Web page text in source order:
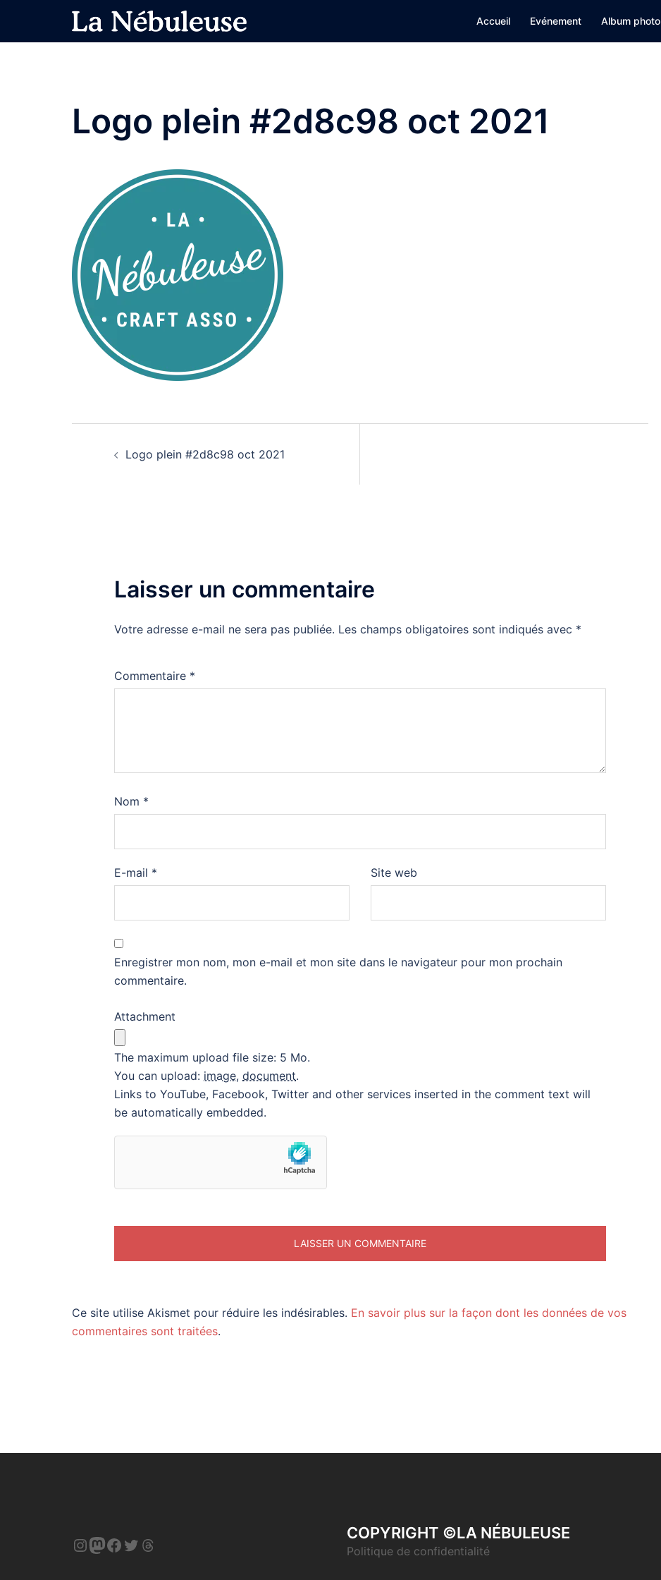
contenu
Accueil Evénement Album photo
Logo plein #2d8c98 oct 2021
Logo plein #2d8c98 oct 2021
Laisser un commentaire
Votre adresse e-mail ne sera pas publiée. Les champs obligatoires sont indiqués avec *
Commentaire *
Nom *
E-mail * Site web
Enregistrer mon nom, mon e-mail et mon site dans le navigateur pour mon prochain
commentaire.
Attachment
The maximum upload file size: 5 Mo.
You can upload: image, document.
Links to YouTube, Facebook, Twitter and other services inserted in the comment text will
be automatically embedded.
Ce site utilise Akismet pour réduire les indésirables. En savoir plus sur la façon dont les données de vos
commentaires sont traitées.
Instagram
Mastodon
Facebook
Twitter
Threads
COPYRIGHT ©LA NÉBULEUSE
Politique de confidentialité